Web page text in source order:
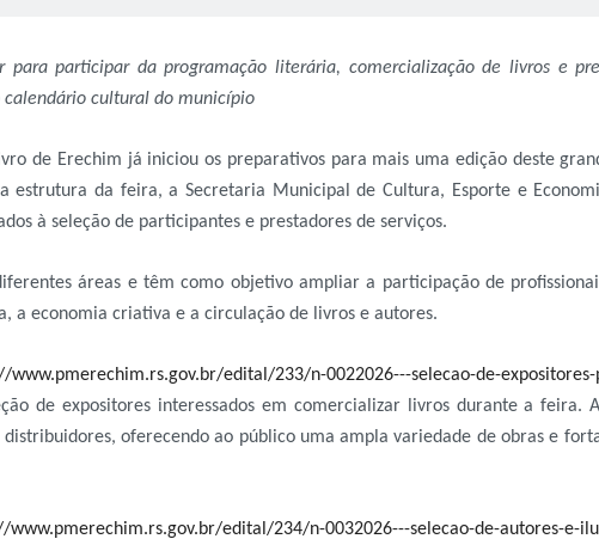
para participar da programação literária, comercialização de livros e
calendário cultural do município
de Erechim já iniciou os preparativos para mais uma edição deste
estrutura da feira, a Secretaria Municipal de Cultura, Esporte e
à seleção de participantes e prestadores de serviços.
áreas e têm como objetivo ampliar a participação de
a economia criativa e a circulação de livros e autores.
www.pmerechim.rs.gov.br/edital/233/n-0022026---selecao-de-
de expositores interessados em comercializar livros durante a feira.
oferecendo ao público uma ampla variedade de obras e
www.pmerechim.rs.gov.br/edital/234/n-0032026---selecao-de-autores-e-